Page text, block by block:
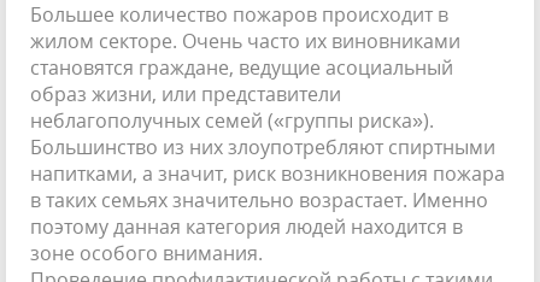
Большее количество пожаров происходит в
жилом секторе. Очень часто их виновниками
становятся граждане, ведущие асоциальный
образ жизни, или представители
неблагополучных семей («группы риска»).
Большинство из них злоупотребляют спиртными
напитками, а значит, риск возникновения пожара
в таких семьях значительно возрастает. Именно
поэтому данная категория людей находится в
зоне особого внимания.